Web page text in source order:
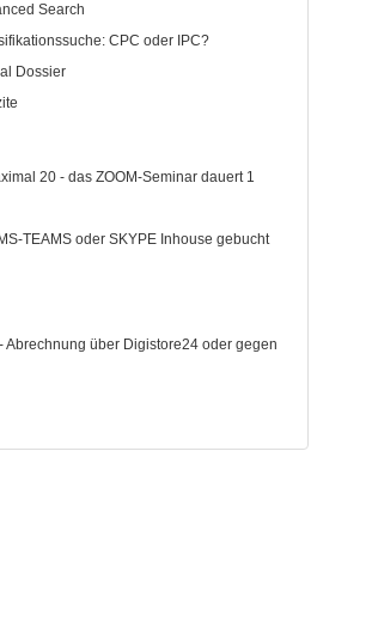
Search
CPC oder IPC?
Dossier
20 - das ZOOM-Seminar dauert 1
TEAMS oder SKYPE Inhouse gebucht
Abrechnung über Digistore24 oder gegen